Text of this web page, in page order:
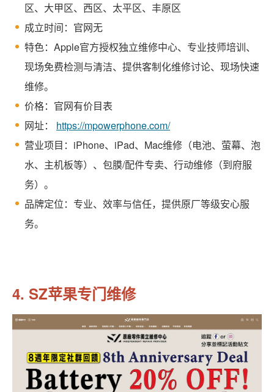
区、大甲区、西区、太平区、丰原区
成立时间：官网无
特色：Apple官方授权独立维修中心、专业技师培训、
现场免费检测与清洁、提供客制化维修讨论、现场快速
维修。
价格：官网有价目表
网址： https://mpowerphone.com/
营业项目：iPhone、iPad、Mac维修（电池、萤幕、泡
水、主机板等）、包膜/配件专卖、行动维修（到府服
务）。
品牌定位：专业、效率与信任，提供原厂等级安心服
务。
4. SZ苹果专门维修